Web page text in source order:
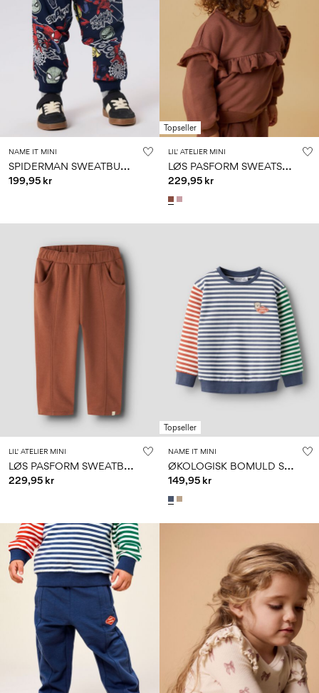
NAME IT MINI
S
PIDERMAN SWEATBUKSER
199,95 kr
Topseller
LIL' ATELIER MINI
L
ØS PASFORM SWEATSHIRT
229,95 kr
LIL' ATELIER MINI
L
ØS PASFORM SWEATBUKSER
229,95 kr
Topseller
NAME IT MINI
Ø
KOLOGISK BOMULD SWEATSHIRT
149,95 kr